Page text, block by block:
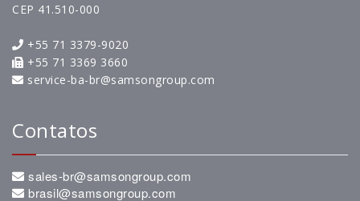
CEP 41.510-000
+55 71 3379-9020
+55 71 3369 3660
service-ba-br@samsongroup.com
Contatos
sales-br@samsongroup.com
brasil@samsongroup.com